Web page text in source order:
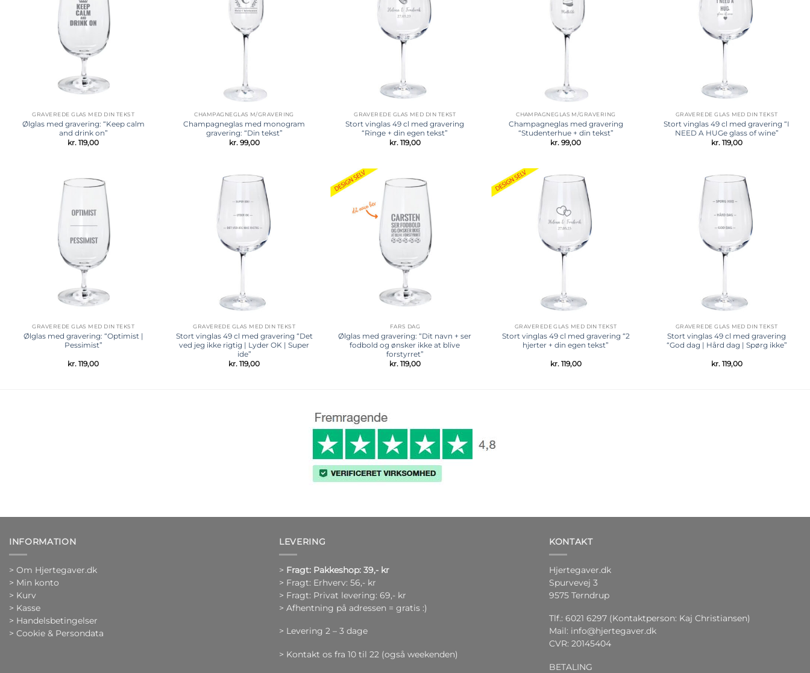
GRAVEREDE GLAS MED DIN TEKST
Ølglas med gravering: “Keep calm
and drink on”
kr. 119,00
CHAMPAGNEGLAS M/GRAVERING
Champagneglas med monogram
gravering: “Din tekst”
kr.99,00
GRAVEREDE GLAS MED DIN TEKST
Stort vinglas 49 cl med gravering
“Ringe + din egen tekst”
kr.119,00
CHAMPAGNEGLAS M/GRAVERING
Champagneglas med gravering
“Studenterhue + din tekst”
kr. 99,00
GRAVEREDE GLAS MED DIN TEKST
Stort vinglas 49 cl med gravering “I
NEED A HUGe glass of wine”
kr.119,00
GRAVEREDE GLAS MED DIN TEKST
Ølglas med gravering: “Optimist |
Pessimist”
kr. 119,00
GRAVEREDE GLAS MED DIN TEKST
Stort vinglas 49 cl med gravering “Det
ved jeg ikke rigtig | Lyder OK | Super
ide”
kr. 119,00
FARS DAG
Ølglas med gravering: “Dit navn + ser
fodbold og ønsker ikke at blive
forstyrret”
kr.119,00
GRAVEREDE GLAS MED DIN TEKST
Stort vinglas 49 cl med gravering “2
hjerter + din egen tekst”
kr.119,00
GRAVEREDE GLAS MED DIN TEKST
Stort vinglas 49 cl med gravering
“God dag | Hård dag | Spørg ikke”
kr.119,00
INFORMATION
> Om Hjertegaver.dk
> Min konto
> Kurv
> Kasse
> Handelsbetingelser
> Cookie & Persondata
LEVERING
> Fragt: Pakkeshop: 39,- kr
> Fragt: Erhverv: 56,- kr
> Fragt: Privat levering: 69,- kr
> Afhentning på adressen = gratis :)
> Levering 2 – 3 dage
> Kontakt os fra 10 til 22 (også weekenden)
KONTAKT
Hjertegaver.dk
Spurvevej 3
9575 Terndrup
Tlf.: 6021 6297 (Kontaktperson: Kaj Christiansen)
Mail: info@hjertegaver.dk
CVR: 20145404
BETALING